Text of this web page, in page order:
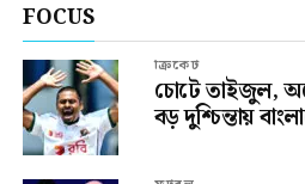
FOCUS
ক্রিকেট
চোটে তাইজুল,
বড় দুশ্চিন্তায়